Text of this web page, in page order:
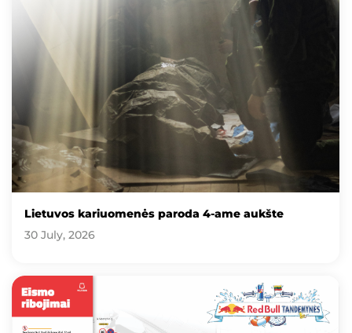
Lietuvos kariuomenės paroda 4-ame aukšte
30 July, 2026